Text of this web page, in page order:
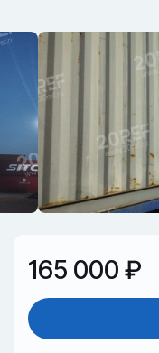
165 000 ₽